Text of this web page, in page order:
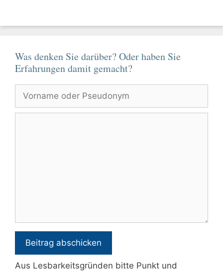
Was denken Sie darüber? Oder haben Sie
Erfahrungen damit gemacht?
oder
Pseudonym
Aus Lesbarkeitsgründen bitte Punkt und